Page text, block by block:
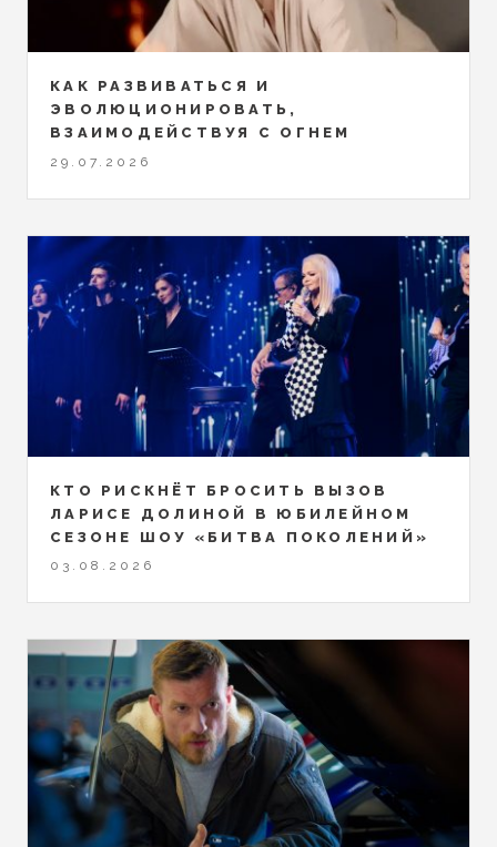
КАК РАЗВИВАТЬСЯ И
ЭВОЛЮЦИОНИРОВАТЬ,
ВЗАИМОДЕЙСТВУЯ С ОГНЕМ
29.07.2026
КТО РИСКНЁТ БРОСИТЬ ВЫЗОВ
ЛАРИСЕ ДОЛИНОЙ В ЮБИЛЕЙНОМ
СЕЗОНЕ ШОУ «БИТВА ПОКОЛЕНИЙ»
03.08.2026